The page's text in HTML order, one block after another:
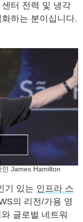
터 전력 및 냉각
하는 분이십니다.
James Hamilton
기 있는 인프라 스
의 리전/가용 영
글로벌 네트워